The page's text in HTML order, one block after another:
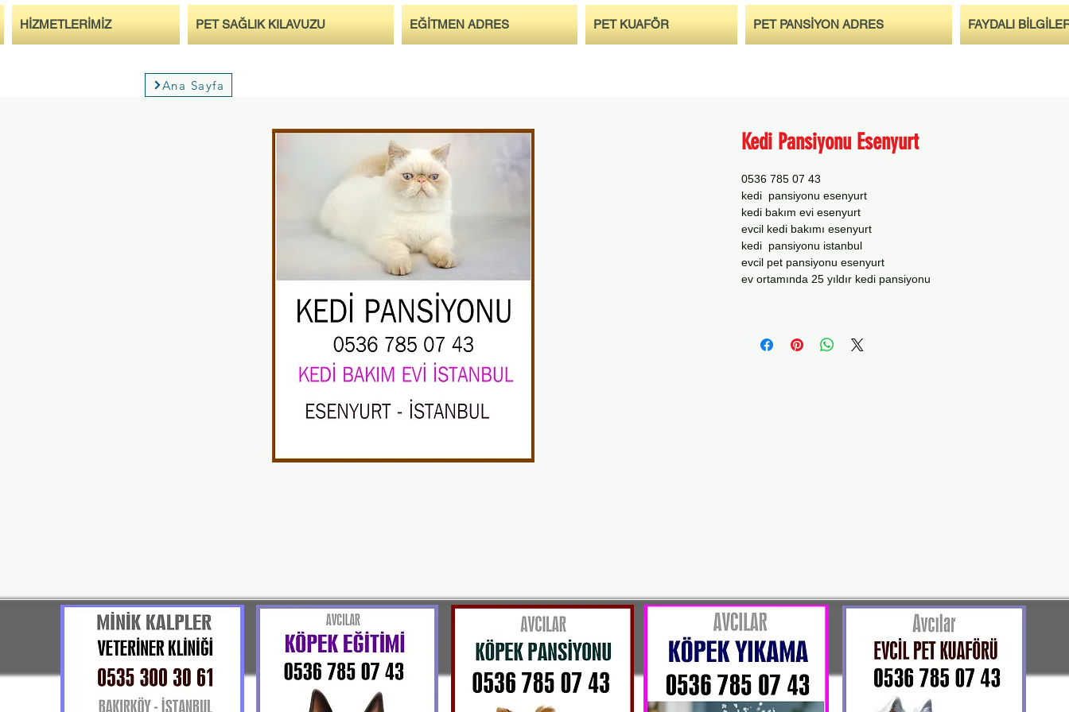
HİZMETLERİMİZ PET SAĞLIK KILAVUZU EĞİTMEN ADRES PET KUAFÖR PET PANSİYON ADRES FAYDALI
Ana Sayfa
Kedi Pansiyonu Esenyurt
0536 785 07 43
kedi pansiyonu esenyurt
kedi bakım evi esenyurt
evcil kedi bakımı esenyurt
kedi pansiyonu istanbul
evcil pet pansiyonu esenyurt
ev ortamında 25 yıldır kedi pansiyonu